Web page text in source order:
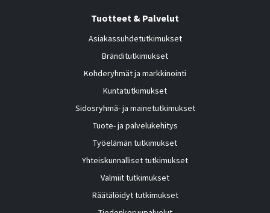
Tuotteet & Palvelut
Asiakassuhdetutkimukset
Bränditutkimukset
Kohderyhmät ja markkinointi
Kuntatutkimukset
Sidosryhmä- ja mainetutkimukset
Tuote- ja palvelukehitys
Työelämän tutkimukset
Yhteiskunnalliset tutkimukset
Valmiit tutkimukset
Räätälöidyt tutkimukset